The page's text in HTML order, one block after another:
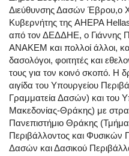
Διεύθυνσης Δασών Έβρου,ο
Κυβερνήτης της AHEPA
από τον ΔΕΔΔΗΕ, ο Γιάννης
ΑΝΑΚΕΜ και πολλοί άλλοι,
δασολόγοι, φοιτητές και
τους για τον κοινό σκοπό. Η
αιγίδα του Υπουργείου
Γραμματεία Δασών) και του
Μακεδονίας-Θράκης) με
Πανεπιστήμιο Θράκης (Τμήμα
Περιβάλλοντος και Φυσικών
Δασών και Δασικού